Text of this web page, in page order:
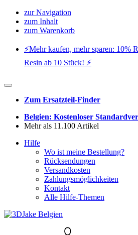
zur Navigation
zum Inhalt
zum Warenkorb
⚡️Mehr kaufen, mehr sparen: 10%
Resin ab 10 Stück! ⚡️
Zum Ersatzteil-Finder
Belgien: Kostenloser
Mehr als 11.100 Artikel
Hilfe
Wo ist meine Bestellung?
Rücksendungen
Versandkosten
Zahlungsmöglichkeiten
Kontakt
Alle Hilfe-Themen